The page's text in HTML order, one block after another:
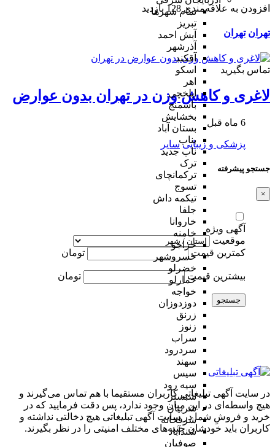
تمام شهر‌ها
تبریز
آبش احمد
آذرشهر
آقکند
اسکو
اهر
ایلخچی
باسمنج
بخشایش
بستان آباد
بناب
ناب جدید
ترک
ترکمانچای
تسوج
تیکمه داش
جلفا
خاروانا
خامنه
خراجو
خسروشهر
خضرلو
خمارلو
خواجه
دوزدوزان
زرنق
زنوز
سراب
سردرود
سهند
سیس
سیه رود
شبستر
شربیان
شرفخانه
شندآباد
صوفیان
افزودن به علاقه‌مندی 128 بازدید
تهران تهران
تماس بگیرید
لاغری و کاهش وزن در تهران بدون عوارض
6 ماه قبل
پزشکی و زیبایی سایر
جستجو پیشرفته
×
آگهی ویژه
موقعیت
کمترین قیمت
تومان
بیشترین قیمت تومان
جستجو
در سایت آگهی تبلیغاتی کاربران مستقیما با هم تماس می‌گیرند و
هیچ واسطه‌ای در این میان وجود ندارد، پس دقت فرمایید که در
خرید و فروشِ شما در سایت آگهی تبلیغاتی هیچ دخالتی نداشته و
کاربران باید خودشان جنبه‌های مختلف امنیتی را در نظر بگیرند.